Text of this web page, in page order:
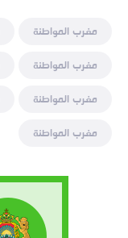
مغرب المواطنة
مغرب المواطنة
مغرب المواطنة
مغرب المواطنة